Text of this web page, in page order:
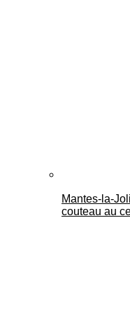
Mantes-la-
couteau au